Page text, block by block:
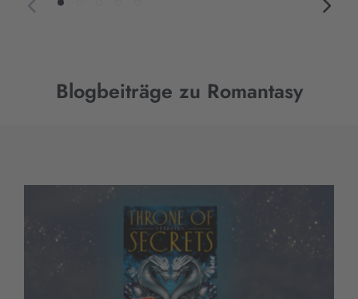
Blogbeiträge zu Romantasy